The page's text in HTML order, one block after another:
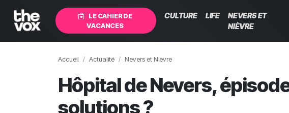
LE CAHIER DE
VACANCES
CULTURE LIFE
NEVERS ET
NIÈVRE
Accueil Actualité Nevers et Nièvre
Hôpital de Nevers,
solutions ?